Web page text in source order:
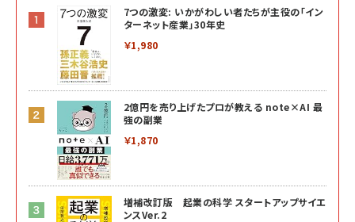
7つの激変: いかがわしい者たちが主役の「イン
ターネット産業」30年史
￥1,980
2億円を売り上げたプロが教える note×AI 最
強の副業
￥1,870
増補改訂版 起業の科学 スタートアップサイエ
ンスVer.2